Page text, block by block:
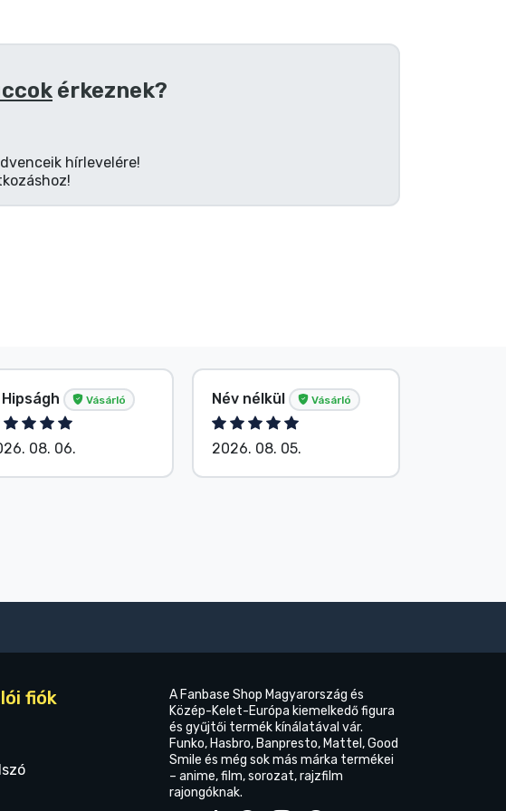
érkeznek?
hírlevelére!
Hipságh Vásárló
08. 06.
Név nélkül Vásárló
2026. 08. 05.
fiók
A Fanbase Shop Magyarország és
Közép-Kelet-Európa kiemelkedő figura
és gyűjtői termék kínálatával vár.
Funko, Hasbro, Banpresto, Mattel, Good
Smile és még sok más márka termékei
– anime, film, sorozat, rajzfilm
rajongóknak.